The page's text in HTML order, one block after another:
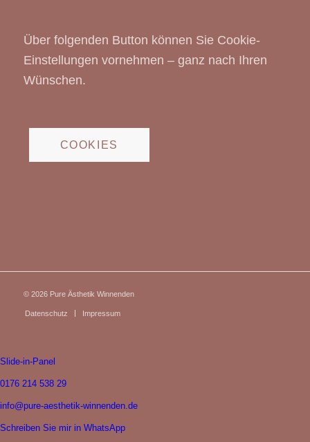
Über folgenden Button können Sie Cookie-
Einstellungen vornehmen – ganz nach Ihren
Wünschen.
COOKIES
© 2026 Pure Ästhetik Winnenden
Datenschutz Impressum
Slide-in-Panel
0176 214 538 29
info@pure-aesthetik-winnenden.de
Schreiben Sie mir in WhatsApp